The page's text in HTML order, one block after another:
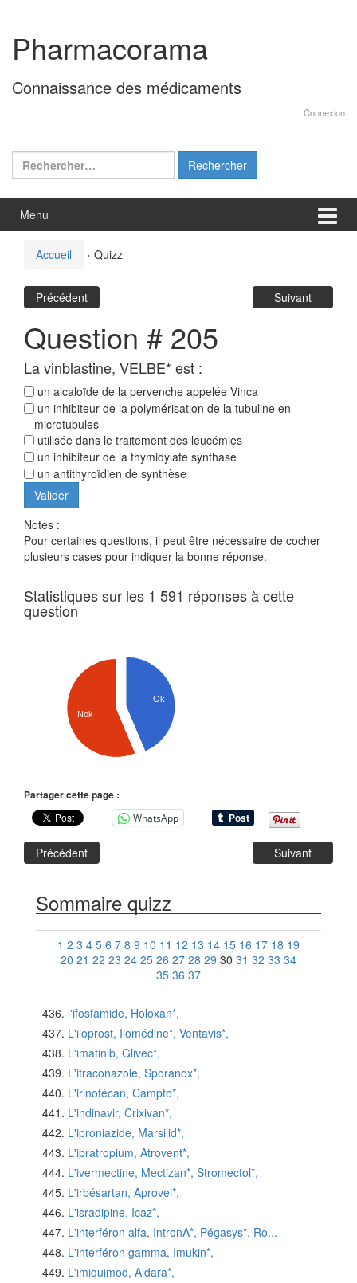
contenu
menu
principal
Pharmacorama
Connaissance des médicaments
Connexion
Rechercher :
Menu
Accueil › Quizz
Précédent Suivant
Question # 205
La vinblastine, VELBE* est :
un alcaloïde de la pervenche appelée Vinca
un inhibiteur de la polymérisation de la tubuline en
microtubules
utilisée dans le traitement des leucémies
un inhibiteur de la thymidylate synthase
un antithyroïdien de synthèse
Notes :
Pour certaines questions, il peut être nécessaire de cocher
plusieurs cases pour indiquer la bonne réponse.
Statistiques sur les 1 591 réponses à cette
question
Ok
Nok
Partager cette page :
WhatsApp
Précédent Suivant
Sommaire quizz
1 2 3 4 5 6 7 8 9 10 11 12 13 14 15 16 17 18 19
20 21 22 23 24 25 26 27 28 29 30 31 32 33 34
35 36 37
l'ifosfamide, Holoxan*,
L'iloprost, Ilomédine*, Ventavis*,
L'imatinib, Glivec*,
L'itraconazole, Sporanox*,
L'irinotécan, Campto*,
L'indinavir, Crixivan*,
L'iproniazide, Marsilid*,
L'ipratropium, Atrovent*,
L'ivermectine, Mectizan*, Stromectol*,
L'irbésartan, Aprovel*,
L'isradipine, Icaz*,
L'interféron alfa, IntronA*, Pégasys*, Ro...
L'interféron gamma, Imukin*,
L'imiquimod, Aldara*,